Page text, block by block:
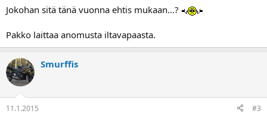
Jokohan sitä tänä vuonna ehtis mukaan...?
Pakko laittaa anomusta iltavapaasta.
Smurffis
11.1.2015 #3